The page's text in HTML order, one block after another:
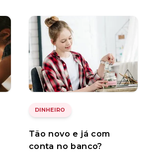
DINHEIRO
Tão novo e já com
conta no banco?